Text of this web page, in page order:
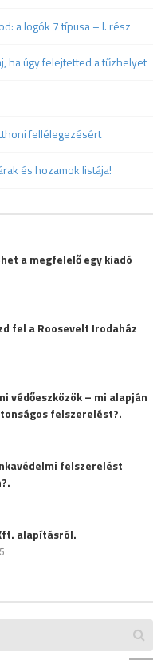
a logók 7 típusa – I. rész
ha úgy felejtetted a tűzhelyet
fellélegezésért
és hozamok listája!
a megfelelő egy kiadó
fel a Roosevelt Irodaház
védőeszközök – mi alapján
felszerelést?.
felszerelést
alapításról.